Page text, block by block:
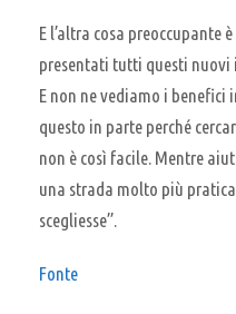
E l’altra cosa preoccupante
presentati tutti questi
E non ne vediamo i
questo in parte perché
non è così facile. Mentre
una strada molto più
scegliesse”.
Fonte